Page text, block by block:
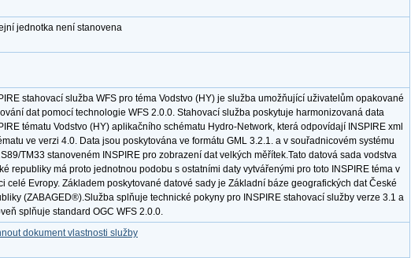
jednotka není stanovena
stahovací služba WFS pro téma Vodstvo (HY) je služba umožňující uživatelům opakované
dat pomocí technologie WFS 2.0.0. Stahovací služba poskytuje harmonizovaná data
tématu Vodstvo (HY) aplikačního schématu Hydro-Network, která odpovídají INSPIRE xml
ve verzi 4.0. Data jsou poskytována ve formátu GML 3.2.1. a v souřadnicovém systému
TM33 stanoveném INSPIRE pro zobrazení dat velkých měřítek.Tato datová sada vodstva
republiky má proto jednotnou podobu s ostatními daty vytvářenými pro toto INSPIRE téma v
celé Evropy. Základem poskytované datové sady je Základní báze geografických dat České
(ZABAGED®).Služba splňuje technické pokyny pro INSPIRE stahovací služby verze 3.1 a
splňuje standard OGC WFS 2.0.0.
dokument vlastnosti služby